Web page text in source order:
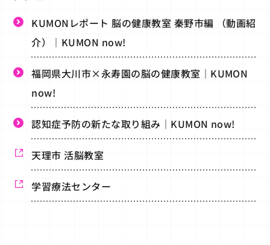
KUMONレポート 脳の健康教室 秦野市編 （動画紹
介）｜KUMON now!
福岡県大川市×永寿園の脳の健康教室｜KUMON
now!
認知症予防の新たな取り組み｜KUMON now!
天理市 活脳教室
学習療法センター